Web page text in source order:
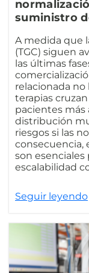
suministro
A medida que
(TGC) siguen
las últimas
relacionada no
terapias
pacientes más
distribución
riesgos si las
consecuencia,
son esenciales
escalabilidad
Seguir leyendo